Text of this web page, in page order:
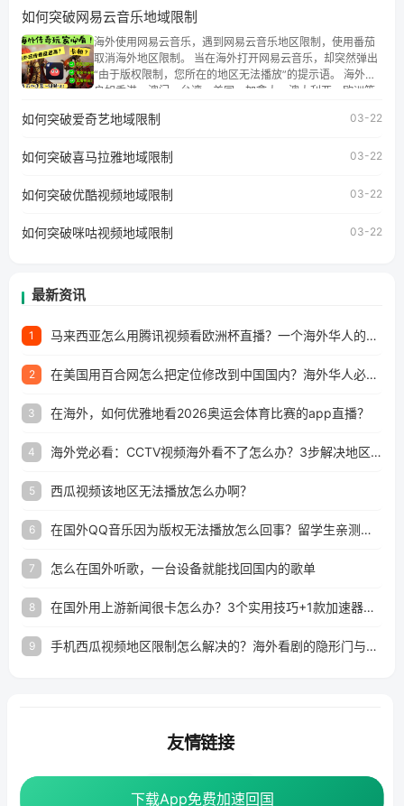
权限制问题，且仅能在中国大陆地区播放。 遇到这个问题的
朋友们，使用番茄回国加速器，即可解决「海外用户收听腾
讯视频地区版权限制」的问题，无论人在香港、澳门、台
湾、美国、加拿大、澳大利亚、欧洲等国家和地区工作、留
学、定居等，都可以使用，不再因地区和版权限制所困扰。
如何突破网易云音乐地域限制
海外使用网易云音乐，遇到网易云音乐地区限制，使用番茄
取消海外地区限制。 当在海外打开网易云音乐，却突然弹出
“由于版权限制，您所在的地区无法播放”的提示语。 海外用
户如香港、澳门、台湾、美国、加拿大、澳大利亚、欧洲等
地区及版权限制问题，且仅能在中国大陆地区播放。 遇到这
户收听网易云音乐地区版权限制」的问题，无论人在香港、
工作、留学、定居等，都可以使用，不再因地区和版权限制
所困扰。
如何突破爱奇艺地域限制 03-22
如何突破喜马拉雅地域限制 03-22
如何突破优酷视频地域限制 03-22
如何突破咪咕视频地域限制 03-22
最新资讯
1 马来西亚怎么用腾讯视频看欧洲杯直播？一个海外华人的真实困扰与破解
2 在美国用百合网怎么把定位修改到中国国内？海外华人必备的回国加速指南
3 在海外，如何优雅地看2026奥运会体育比赛的app直播？
4 海外党必看：CCTV视频海外看不了怎么办？3步解决地区限制+追剧自由
5 西瓜视频该地区无法播放怎么办啊？
6 在国外QQ音乐因为版权无法播放怎么回事？留学生亲测有效的解决办法
7 怎么在国外听歌，一台设备就能找回国内的歌单
8 在国外用上游新闻很卡怎么办？3个实用技巧+1款加速器解决海外看国内内容难题
9 手机西瓜视频地区限制怎么解决的？海外看剧的隐形门与钥匙
下载App免费加速回国
下载App免费加速回国
友情链接